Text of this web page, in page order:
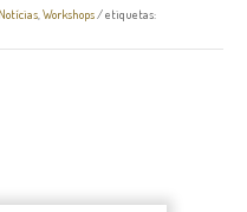
Notícias,Workshops/ etiquetas: